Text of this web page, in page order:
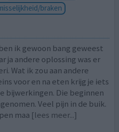
braken
ik gewoon bang geweest
ja andere oplossing was er
Wat ik zou aan andere
voor en na eten krijg je iets
bijwerkingen. Die beginnen
Veel pijn in de buik.
maa [lees meer...]